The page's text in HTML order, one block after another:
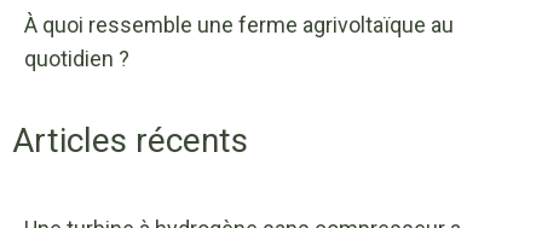
À quoi ressemble une ferme agrivoltaïque au
quotidien ?
Articles récents